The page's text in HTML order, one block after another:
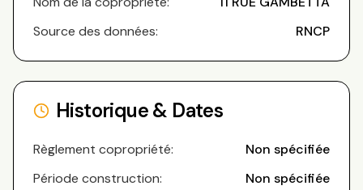
Source des données:
RNCP
Historique & Dates
Règlement copropriété:
Non spécifiée
Période construction:
Non spécifiée